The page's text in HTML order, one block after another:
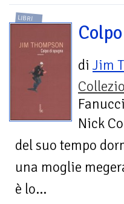
LIBRI
di Jim
Nick
del suo tempo
una moglie
è lo...